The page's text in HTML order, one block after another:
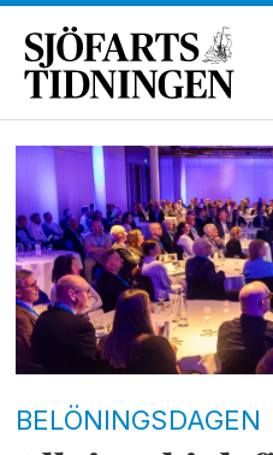
Tag:
stiftelsen
sveriges
sjömanshus
BELÖNINGSDAGEN